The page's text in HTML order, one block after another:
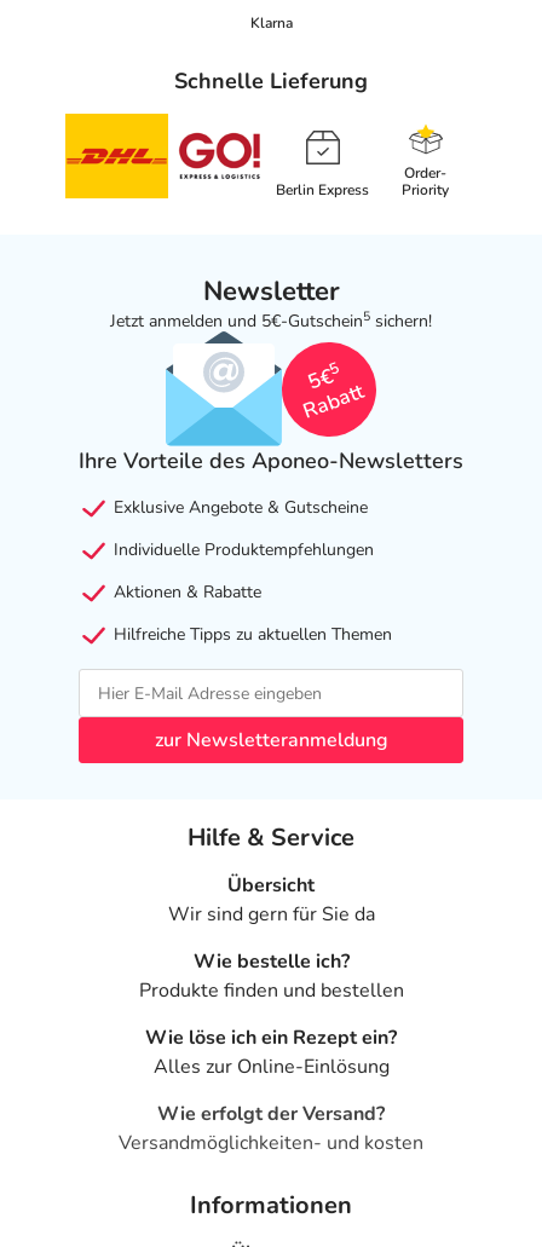
Klarna
Schnelle Lieferung
Berlin Express
Order-
Priority
Newsletter
Jetzt anmelden und 5€-Gutschein5 sichern!
5€
5
Rabatt
Ihre Vorteile des Aponeo-Newsletters
Exklusive Angebote & Gutscheine
Individuelle Produktempfehlungen
Aktionen & Rabatte
Hilfreiche Tipps zu aktuellen Themen
zur Newsletteranmeldung
Hilfe & Service
Übersicht
Wir sind gern für Sie da
Wie bestelle ich?
Produkte finden und bestellen
Wie löse ich ein Rezept ein?
Alles zur Online-Einlösung
Wie erfolgt der Versand?
Versandmöglichkeiten- und kosten
Informationen